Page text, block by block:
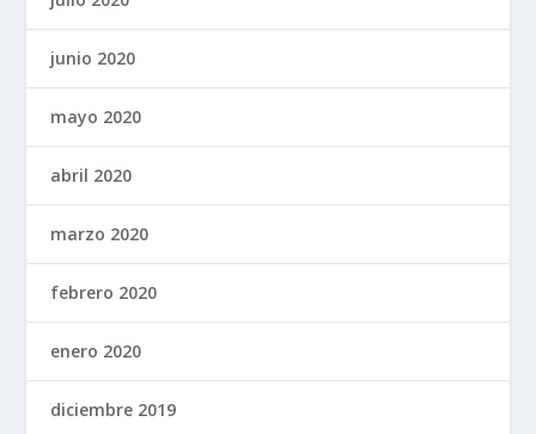
junio 2020
mayo 2020
abril 2020
marzo 2020
febrero 2020
enero 2020
diciembre 2019